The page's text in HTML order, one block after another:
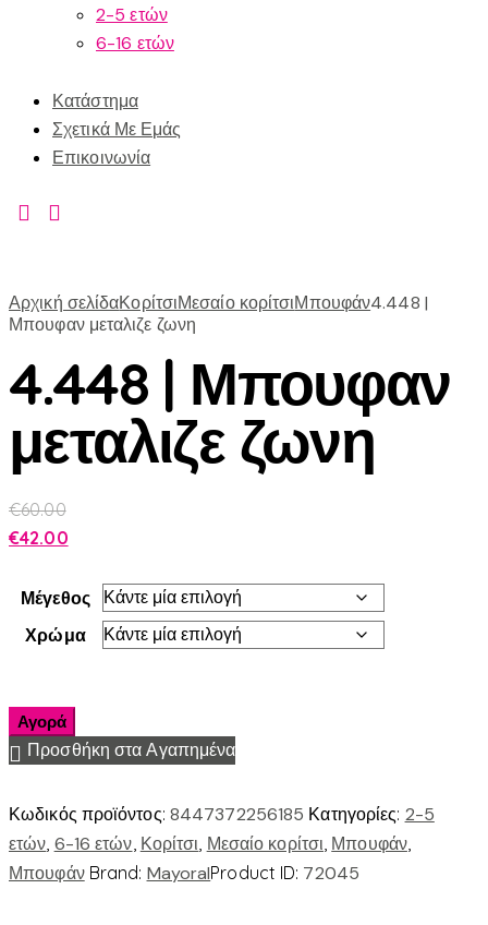
2-5 ετών
6-16 ετών
Κατάστημα
Σχετικά Με Εμάς
Επικοινωνία
Αρχική σελίδαΚορίτσιΜεσαίο κορίτσιΜπουφάν4.448 |
Μπουφαν μεταλιζε ζωνη
4.448 | Μπουφαν
μεταλιζε ζωνη
€60.00
€42.00
Μέγεθος
Χρώμα
Αγορά
Προσθήκη στα Αγαπημένα
Κωδικός προϊόντος: 8447372256185 Κατηγορίες: 2-5
ετών, 6-16 ετών, Κορίτσι, Μεσαίο κορίτσι, Μπουφάν,
Μπουφάν Brand: MayoralProduct ID: 72045